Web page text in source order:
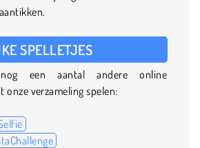
SPELLETJES
een aantal andere online
onze verzameling spelen: